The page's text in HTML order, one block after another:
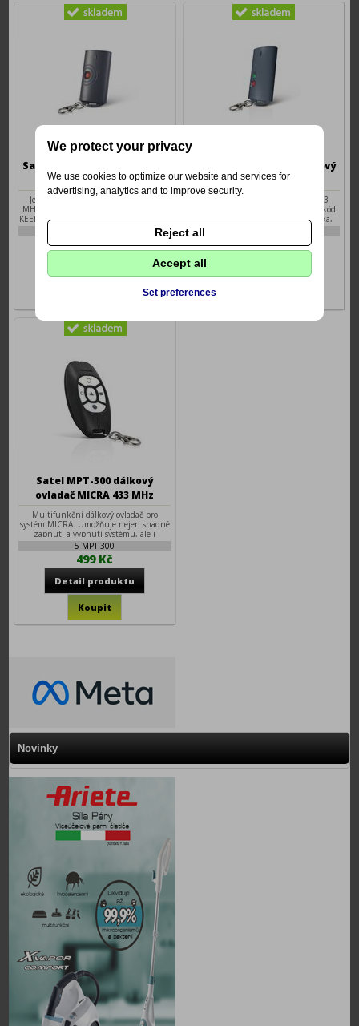
Satel T-1 1kanálový dálkový
ovladač
Jednokanálový dálkový ovladač 433
MHz, baterie 23 A / 12 V, plovoucí kód
KEELOQ, odolnost před rušivými signály
330 Kč
Satel T-2 2kanálový dálkový
ovladač
Dvoukanálový dálkový ovladač 433
MHz, baterie 23 A / 12 V, plovoucí kód
KEELOQ, 2 barevná ovládací tlačítka,
359 Kč
Satel MPT-300 dálkový
ovladač MICRA 433 MHz
Multifunkční dálkový ovladač pro
systém MICRA. Umožňuje nejen snadné
zapnutí a vypnutí systému, ale i
vyvolání tísňového poplachu nebo
ovládání dalších zařízení v systému.
Detekce slabé baterie. Ergonomický
5-MPT-300
499 Kč
Novinky
We protect your privacy
We use cookies to optimize our website and services for
advertising, analytics and to improve security.
Reject all
Accept all
Set preferences